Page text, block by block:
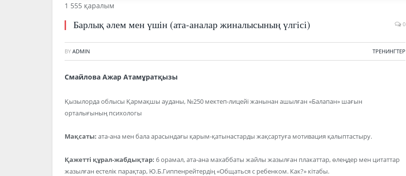
1 555 қаралым
Барлық әлем мен үшін (ата-аналар жиналысының үлгісі) 0
BY ADMIN ТРЕНИНГТЕР
Cмайлова Ажар Атамұратқызы
Қызылорда облысы Қармақшы ауданы, №250 мектеп-лицейі жанынан ашылған «Балапан» шағын
орталығының психологы
Мақсаты: ата-ана мен бала арасындағы қарым-қатынастарды жақсартуға мотивация қалыптастыру.
Қажетті құрал-жабдықтар: 6 орамал, ата-ана махаббаты жайлы жазылған плакаттар, өлеңдер мен цитаттар
жазылған естелік парақтар, Ю.Б.Гиппенрейтердің «Общаться с ребенком. Как?» кітабы.